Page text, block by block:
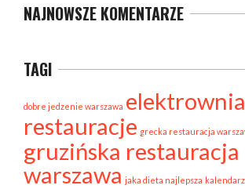
NAJNOWSZE KOMENTARZE
TAGI
dobre jedzenie warszawa
restauracje grecka restauracja
gruzińska restauracja
warszawa jaka dieta najlepsza